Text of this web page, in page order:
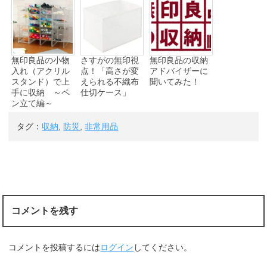
無印良品の小物
入れ（アクリル
スタンド）で上
手に収納 ～ペ
ン立て編～
さすがの無印視
点！「高さが変
えられる不織布
仕切ケース」
無印良品の収納
アドバイザーに
聞いてみた！
タグ： 収納, 防災,非常用品
コメントを残す
コメントを投稿するにはログイン してください。